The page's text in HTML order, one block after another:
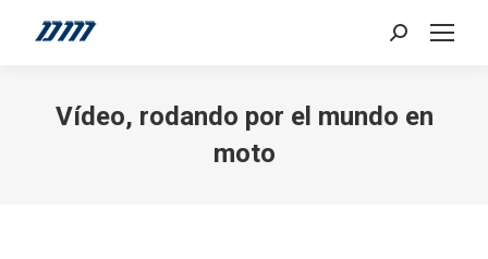
Search:
Vídeo, rodando por el mundo en
moto